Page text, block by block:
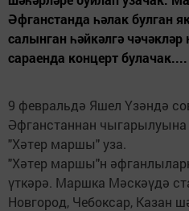
Әфганстанда һәлак булган
салынган һәйкәлгә
сараенда концерт булачак....
9 февральдә Яшел Үзәндә
Әфганстаннан чыгарылуына
"Хәтер маршы" уза.
"Хәтер маршы"н
үткәрә. Маршка Мәскәүдә
Новгород, Чебоксар, Казан